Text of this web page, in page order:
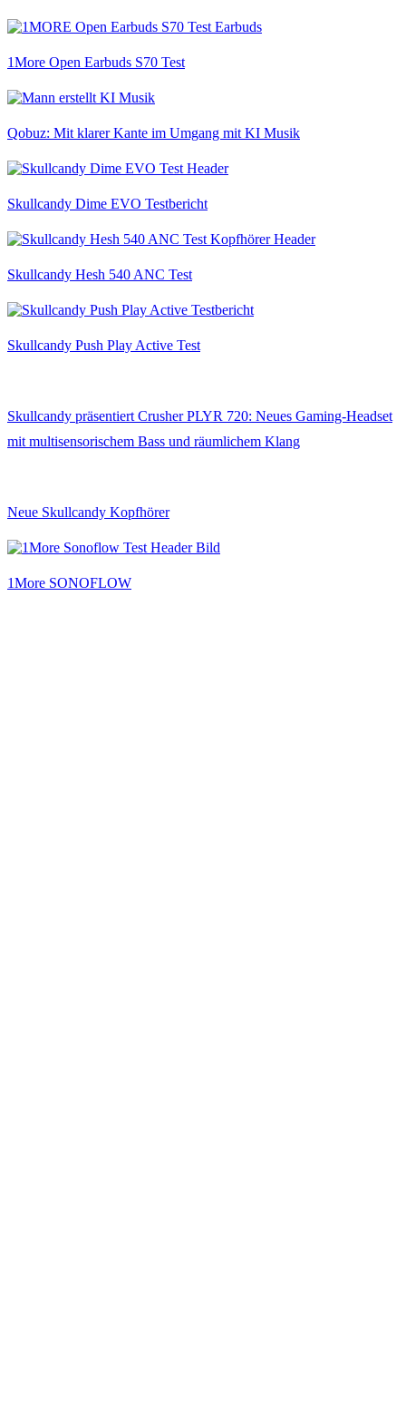
1More Open Earbuds S70 Test
Qobuz: Mit klarer Kante im Umgang mit KI Musik
Skullcandy Dime EVO Testbericht
Skullcandy Hesh 540 ANC Test
Skullcandy Push Play Active Test
Skullcandy präsentiert Crusher PLYR 720: Neues Gaming-Headset
mit multisensorischem Bass und räumlichem Klang
Neue Skullcandy Kopfhörer
1More SONOFLOW